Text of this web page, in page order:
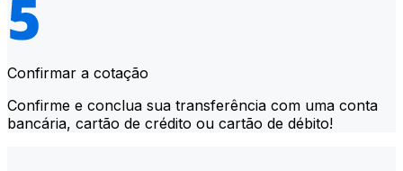
Confirmar a cotação
Confirme e conclua sua transferência com uma conta
bancária, cartão de crédito ou cartão de débito!